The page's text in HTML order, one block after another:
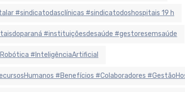
#sindicatodasclínicas #sindicatodoshospitais 19 h
#instituiçõesdesaúde #gestoresemsaúde
#InteligênciaArtificial
#Benefícios #Colaboradores